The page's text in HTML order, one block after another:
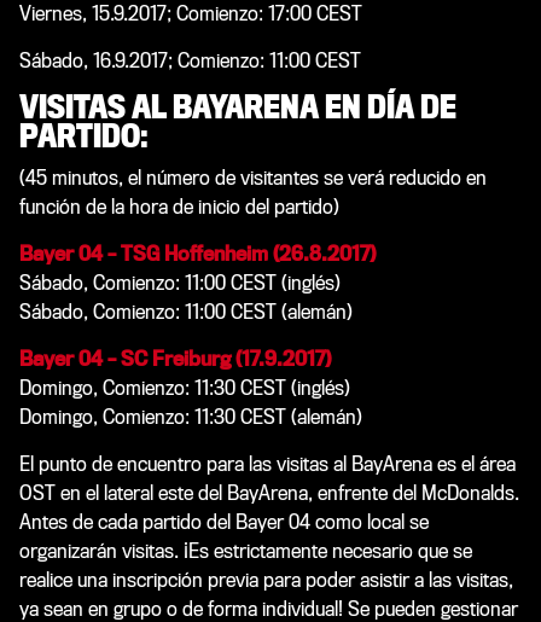
Viernes, 15.9.2017; Comienzo: 17:00 CEST
Sábado, 16.9.2017; Comienzo: 11:00 CEST
VISITAS AL BAYARENA EN DÍA DE
PARTIDO:
(45 minutos, el número de visitantes se verá reducido en
función de la hora de inicio del partido)
Bayer 04 – TSG Hoffenheim (26.8.2017)
Sábado, Comienzo: 11:00 CEST (inglés)
Sábado, Comienzo: 11:00 CEST (alemán)
Bayer 04 – SC Freiburg (17.9.2017)
Domingo, Comienzo: 11:30 CEST (inglés)
Domingo, Comienzo: 11:30 CEST (alemán)
El punto de encuentro para las visitas al BayArena es el área
OST en el lateral este del BayArena, enfrente del McDonalds.
Antes de cada partido del Bayer 04 como local se
organizarán visitas. ¡Es estrictamente necesario que se
realice una inscripción previa para poder asistir a las visitas,
ya sean en grupo o de forma individual! Se pueden gestionar